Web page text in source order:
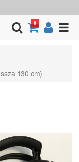
0
130 cm)